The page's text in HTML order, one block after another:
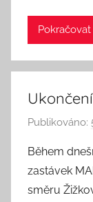
Publikováno:
Během
zastávek
směru